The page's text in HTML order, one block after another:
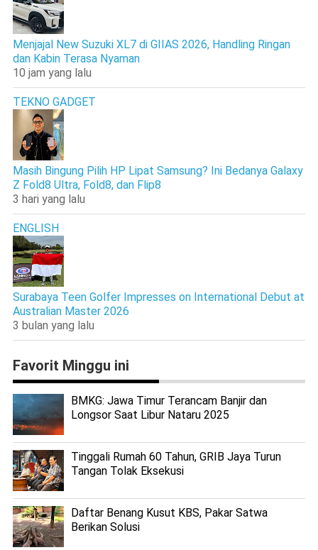
Menjajal New Suzuki XL7 di GIIAS 2026, Handling Ringan
dan Kabin Terasa Nyaman
10 jam yang lalu
TEKNO GADGET
Masih Bingung Pilih HP Lipat Samsung? Ini Bedanya Galaxy
Z Fold8 Ultra, Fold8, dan Flip8
3 hari yang lalu
ENGLISH
Surabaya Teen Golfer Impresses on International Debut at
Australian Master 2026
3 bulan yang lalu
Favorit Minggu ini
BMKG: Jawa Timur Terancam Banjir dan
Longsor Saat Libur Nataru 2025
Tinggali Rumah 60 Tahun, GRIB Jaya Turun
Tangan Tolak Eksekusi
Daftar Benang Kusut KBS, Pakar Satwa
Berikan Solusi